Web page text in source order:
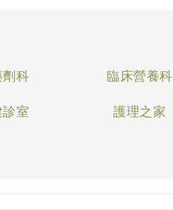
劑科 臨床營養科
診室 護理之家